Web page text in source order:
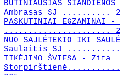
BŪTINIAUSIAS
Ambrasas SJ ..........
PASKUTINIAI EGZAMINAI
......................
NUO SAULĖTEKIO IKI
Saulaitis SJ
TIKĖJIMO ŠVIESA - Zita